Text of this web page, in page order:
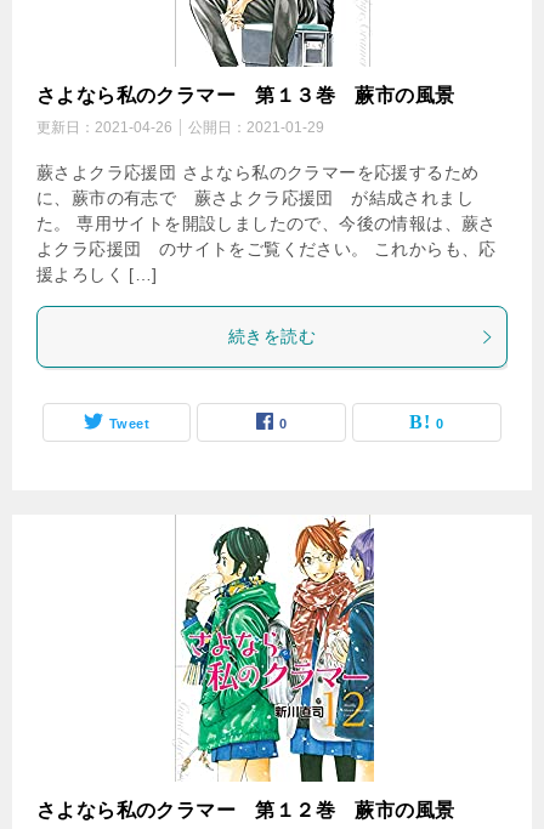
さよなら私のクラマー 第１３巻 蕨市の風景
更新日： 2021-04-26 公開日： 2021-01-29
蕨さよクラ応援団 さよなら私のクラマーを応援するため
に、蕨市の有志で 蕨さよクラ応援団 が結成されまし
た。 専用サイトを開設しましたので、今後の情報は、蕨さ
よクラ応援団 のサイトをご覧ください。 これからも、応
援よろしく […]
続きを読む
Tweet 0 0
さよなら私のクラマー 第１２巻 蕨市の風景